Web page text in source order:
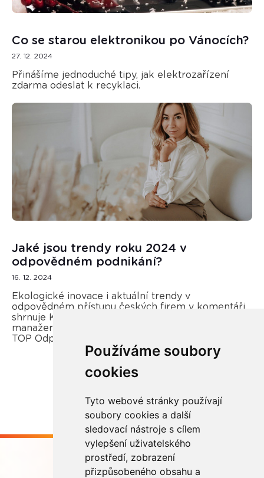
Používáme soubory
cookies
Tyto webové stránky používají
soubory cookies a další
sledovací nástroje s cílem
vylepšení uživatelského
prostředí, zobrazení
přizpůsobeného obsahu a
Co se starou elektronikou po Vánocích?
27. 12. 2024
Přinášíme jednoduché tipy, jak elektrozařízení
zdarma odeslat k recyklaci.
Jaké jsou trendy roku 2024 v
odpovědném podnikání?
16. 12. 2024
Ekologické inovace i aktuální trendy v
odpovědném přístupu českých firem v komentáři
shrnuje Kateřina Opletal Průchová, regionální
manažerka REMA Systém a porotkyně soutěže
TOP Odpovědná firma.